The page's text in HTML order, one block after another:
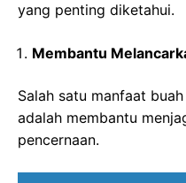
yang penting diketahui.
Membantu
Salah satu manfaat
adalah membantu
pencernaan.